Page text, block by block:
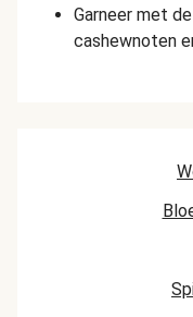
Garneer met
cashewnoten